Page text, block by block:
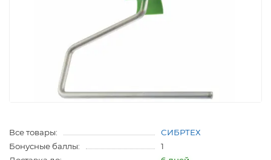
Все товары:
СИБРТЕХ
Бонусные баллы:
1